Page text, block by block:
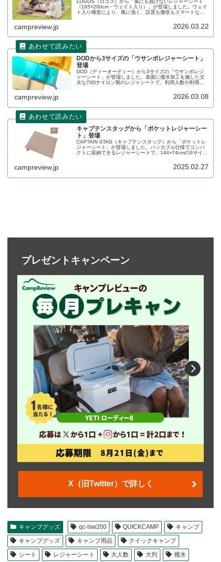
LOGOS（ロゴス）から「風にも負けないレジャーシート
（165×200cm・ウェイト入り）」が登場しました。ウェイ
ト入り構造により、風に強く、設置も撤収もスマートなレ
れにくいのが特徴です。詳細をレビューします。
campreview.jp 2026.03.22
DODから3サイズの「ウサンポレジャーシート」
登場
DOD（ディーオーディー）から3サイズの「ウサンポレジ
ャーシート」が登場しました。表面に撥水加工を施した丈
夫な70Dナイロン製のレジャシートで、利用人数や利用シ
れ専用の収納ケースも付属します。詳細をレビューしま
campreview.jp 2026.03.08
キャプテンスタッグから「ポケットレジャーシー
ト」登場
CAPTAIN STAG（キャプテンスタッグ）から「ポケットレ
ジャーシート」が登場しました。パッカブル仕様でコンパ
クトに収納できるレジャーシートで、144×74cmのSサイズ
緒に収納できるシートを固定するためのペグも付属しま
campreview.jp 2025.02.27
プレゼントキャンペーン
X（旧Twitter）で詳しく
キャンプグッズ qc-lsw200 QUICKCAMP
キャンプ
キャンプグッズ
キャンプ用品
クイックキャンプ
シート
レジャーシート 大人数 大判 撥水